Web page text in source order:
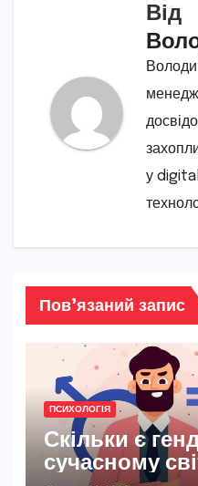
Від
у
Пов’язаний запис
ПСИХОЛОГІЯ
Скільки є
сучасному